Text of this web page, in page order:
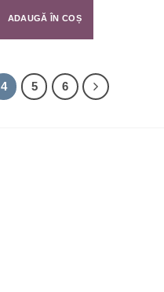
ADAUGĂ ÎN COȘ
4 5 6